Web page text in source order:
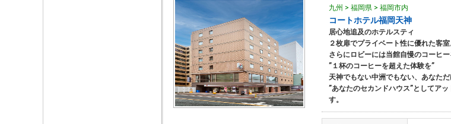
九州 > 福岡県 > 福岡市内
コートホテル福岡天神
居心地追及のホテルスティ
２枚扉でプライベート性に優れた客室
さらにロビーには当館自慢のコーヒ
”１杯のコーヒーを超えた体験を”
天神でもない中洲でもない、あなただ
”あなたのセカンドハウス”としてア
す。